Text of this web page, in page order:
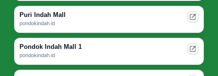
Puri Indah Mall
pondokindah.id
Pondok Indah Mall 1
pondokindah.id